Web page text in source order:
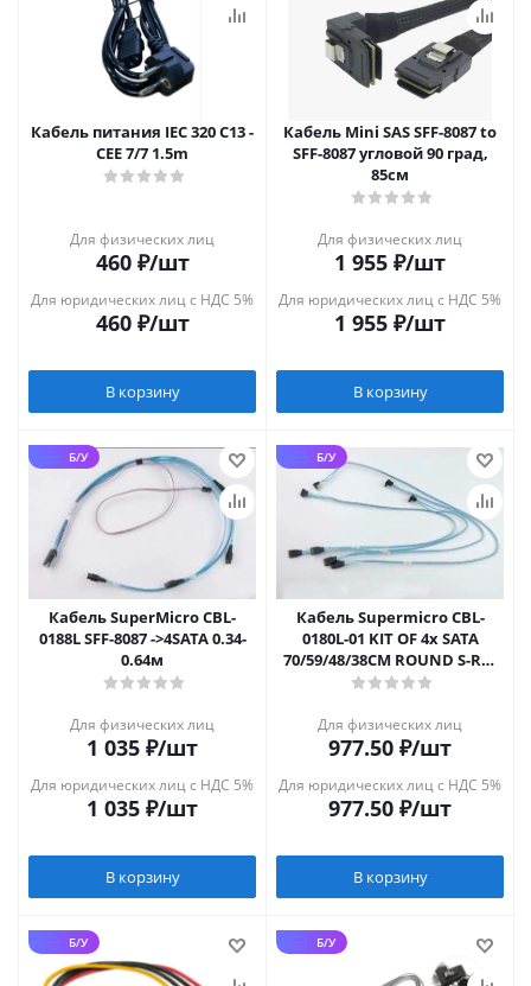
Кабель питания IEC 320 C13 -
CEE 7/7 1.5m
Для физических лиц
460₽/шт
Для юридических лиц с НДС 5%
460₽/шт
В корзину
Кабель Mini SAS SFF-8087 to
SFF-8087 угловой 90 град,
85см
Для физических лиц
1 955 ₽/шт
Для юридических лиц с НДС 5%
1 955 ₽/шт
В корзину
Б/У
Кабель SuperMicro CBL-
0188L SFF-8087 ->4SATA 0.34-
0.64м
Для физических лиц
1 035 ₽/шт
Для юридических лиц с НДС 5%
1 035 ₽/шт
В корзину
Б/У
Кабель Supermicro CBL-
0180L-01 KIT OF 4x SATA
70/59/48/38CM ROUND S-RA,
26AWG
Для физических лиц
977.50 ₽/шт
Для юридических лиц с НДС 5%
977.50 ₽/шт
В корзину
Б/У Б/У